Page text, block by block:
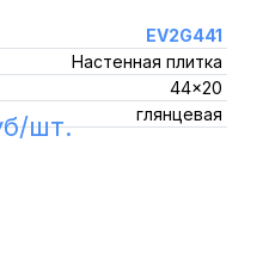
EV2G441
Настенная плитка
44x20
глянцевая
шт.